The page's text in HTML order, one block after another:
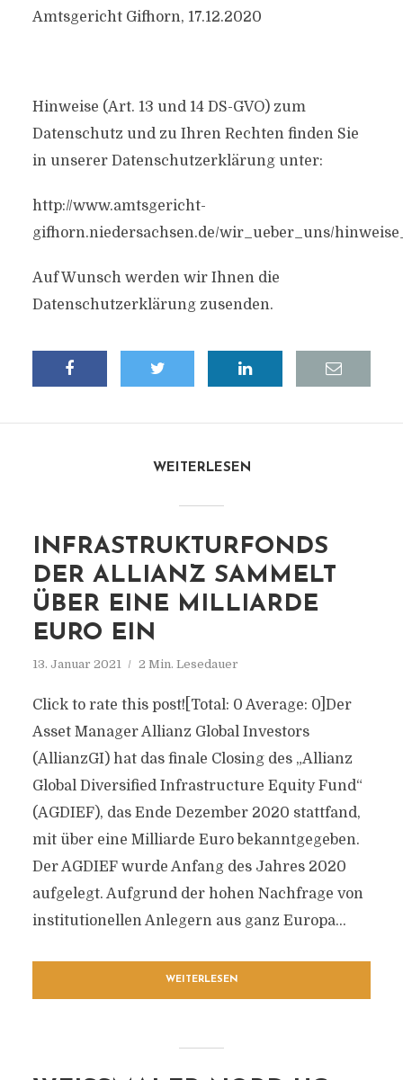
Amtsgericht Gifhorn, 17.12.2020
Hinweise (Art. 13 und 14 DS-GVO) zum
Datenschutz und zu Ihren Rechten finden Sie
in unserer Datenschutzerklärung unter:
http://www.amtsgericht-
gifhorn.niedersachsen.de/wir_ueber_uns/
Auf Wunsch werden wir Ihnen die
Datenschutzerklärung zusenden.
WEITERLESEN
INFRASTRUKTURFONDS
DER ALLIANZ SAMMELT
ÜBER EINE MILLIARDE
EURO EIN
13. Januar 2021 2 Min. Lesedauer
Click to rate this post![Total: 0 Average: 0]Der
Asset Manager Allianz Global Investors
(AllianzGI) hat das finale Closing des „Allianz
Global Diversified Infrastructure Equity Fund“
(AGDIEF), das Ende Dezember 2020 stattfand,
mit über eine Milliarde Euro bekanntgegeben.
Der AGDIEF wurde Anfang des Jahres 2020
aufgelegt. Aufgrund der hohen Nachfrage von
institutionellen Anlegern aus ganz Europa...
WEITERLESEN